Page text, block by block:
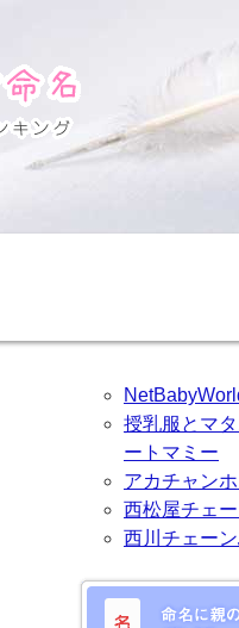
授乳服とマ
ートマミー
アカチャン
西松屋チェ
西川チェー